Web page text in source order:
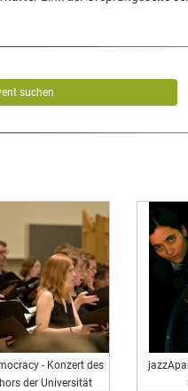
suchen
- Konzert des
der Universität